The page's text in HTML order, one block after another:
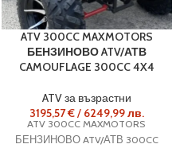
ATV 300CC MAXMOTORS
БЕНЗИНОВО ATV/АТВ
CAMOUFLAGE 300CC 4X4
ATV за възрастни
3195,57€/ 6249,99лв.
ATV 300CC MAXMOTORS
БЕНЗИНОВО ATV/АТВ 300CC